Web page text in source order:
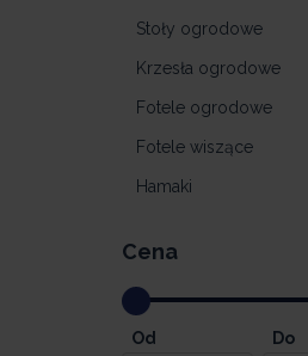
Stoły ogrodowe
Krzesła ogrodowe
Fotele ogrodowe
Fotele wiszące
Hamaki
Cena
Od Do